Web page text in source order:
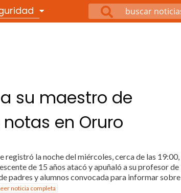
su maestro de
en Oruro
la noche del miércoles, cerca de las 19:00,
de 15 años atacó y apuñaló a su profesor de
padres y alumnos convocada para informar sobre
noticia completa